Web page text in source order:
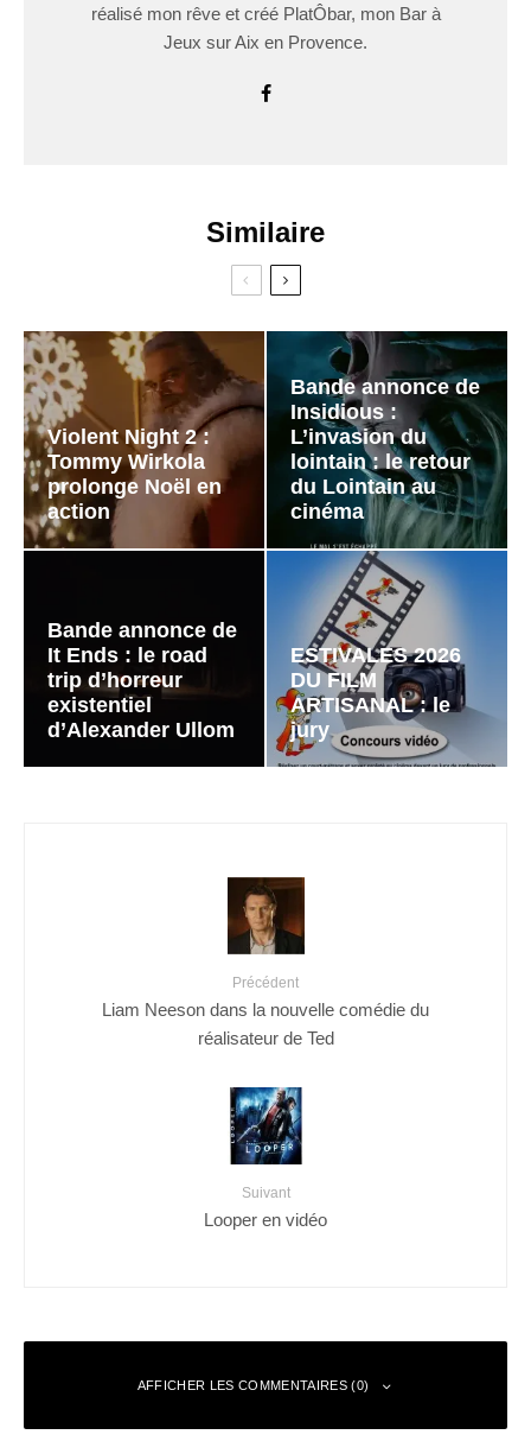
réalisé mon rêve et créé PlatÔbar, mon Bar à
Jeux sur Aix en Provence.
Similaire
Violent Night 2 :
Tommy Wirkola
prolonge Noël en
action
Bande annonce de
Insidious :
L’invasion du
lointain : le retour
du Lointain au
cinéma
Bande annonce de
It Ends : le road
trip d’horreur
existentiel
d’Alexander Ullom
ESTIVALES 2026
DU FILM
ARTISANAL : le
jury
Précédent
Liam Neeson dans la nouvelle comédie du
réalisateur de Ted
Suivant
Looper en vidéo
AFFICHER LES COMMENTAIRES (0)